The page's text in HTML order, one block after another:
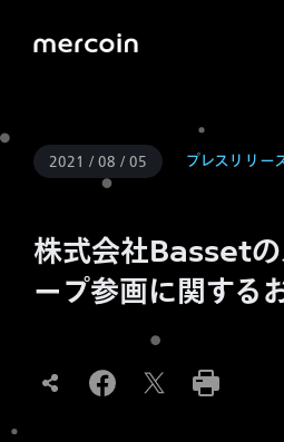
2021 / 08 / 05 プレスリリー
株式会社Bassetの
ープ参画に関する